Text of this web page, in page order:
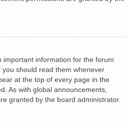
important information for the forum
should read them whenever
at the top of every page in the
As with global announcements,
granted by the board administrator.